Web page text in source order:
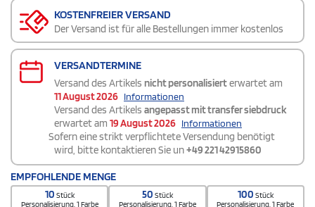
KOSTENFREIER VERSAND
Der Versand ist für alle Bestellungen immer kostenlos
VERSANDTERMINE
Versand des Artikels nicht personalisierterwartet am
11 August 2026 Informationen
Versand des Artikels angepasst mit transfer siebdruck
erwartet am 19 August 2026 Informationen
Sofern eine strikt verpflichtete Versendung benötigt
wird, bitte kontaktieren Sie un+49 221 42915860
EMPFOHLENDE MENGE
10 Stück
Personalisierung. 1 Farbe
50 Stück
Personalisierung. 1 Farbe
100 Stück
Personalisierung. 1 Farbe